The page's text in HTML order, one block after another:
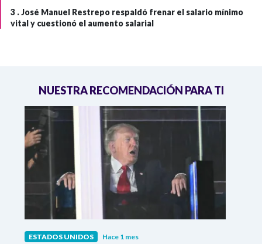
3 .José Manuel Restrepo respaldó frenar el salario mínimo
vital y cuestionó el aumento salarial
NUESTRA RECOMENDACIÓN PARA TI
ESTADOS UNIDOS Hace 1 mes